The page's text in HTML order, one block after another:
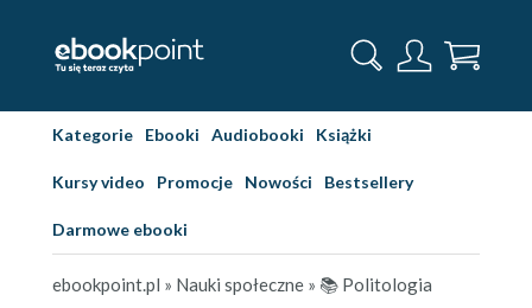
Kategorie Ebooki Audiobooki Książki
Kursy video Promocje Nowości Bestsellery
Darmowe ebooki
ebookpoint.pl » Nauki społeczne » 📚 Politologia